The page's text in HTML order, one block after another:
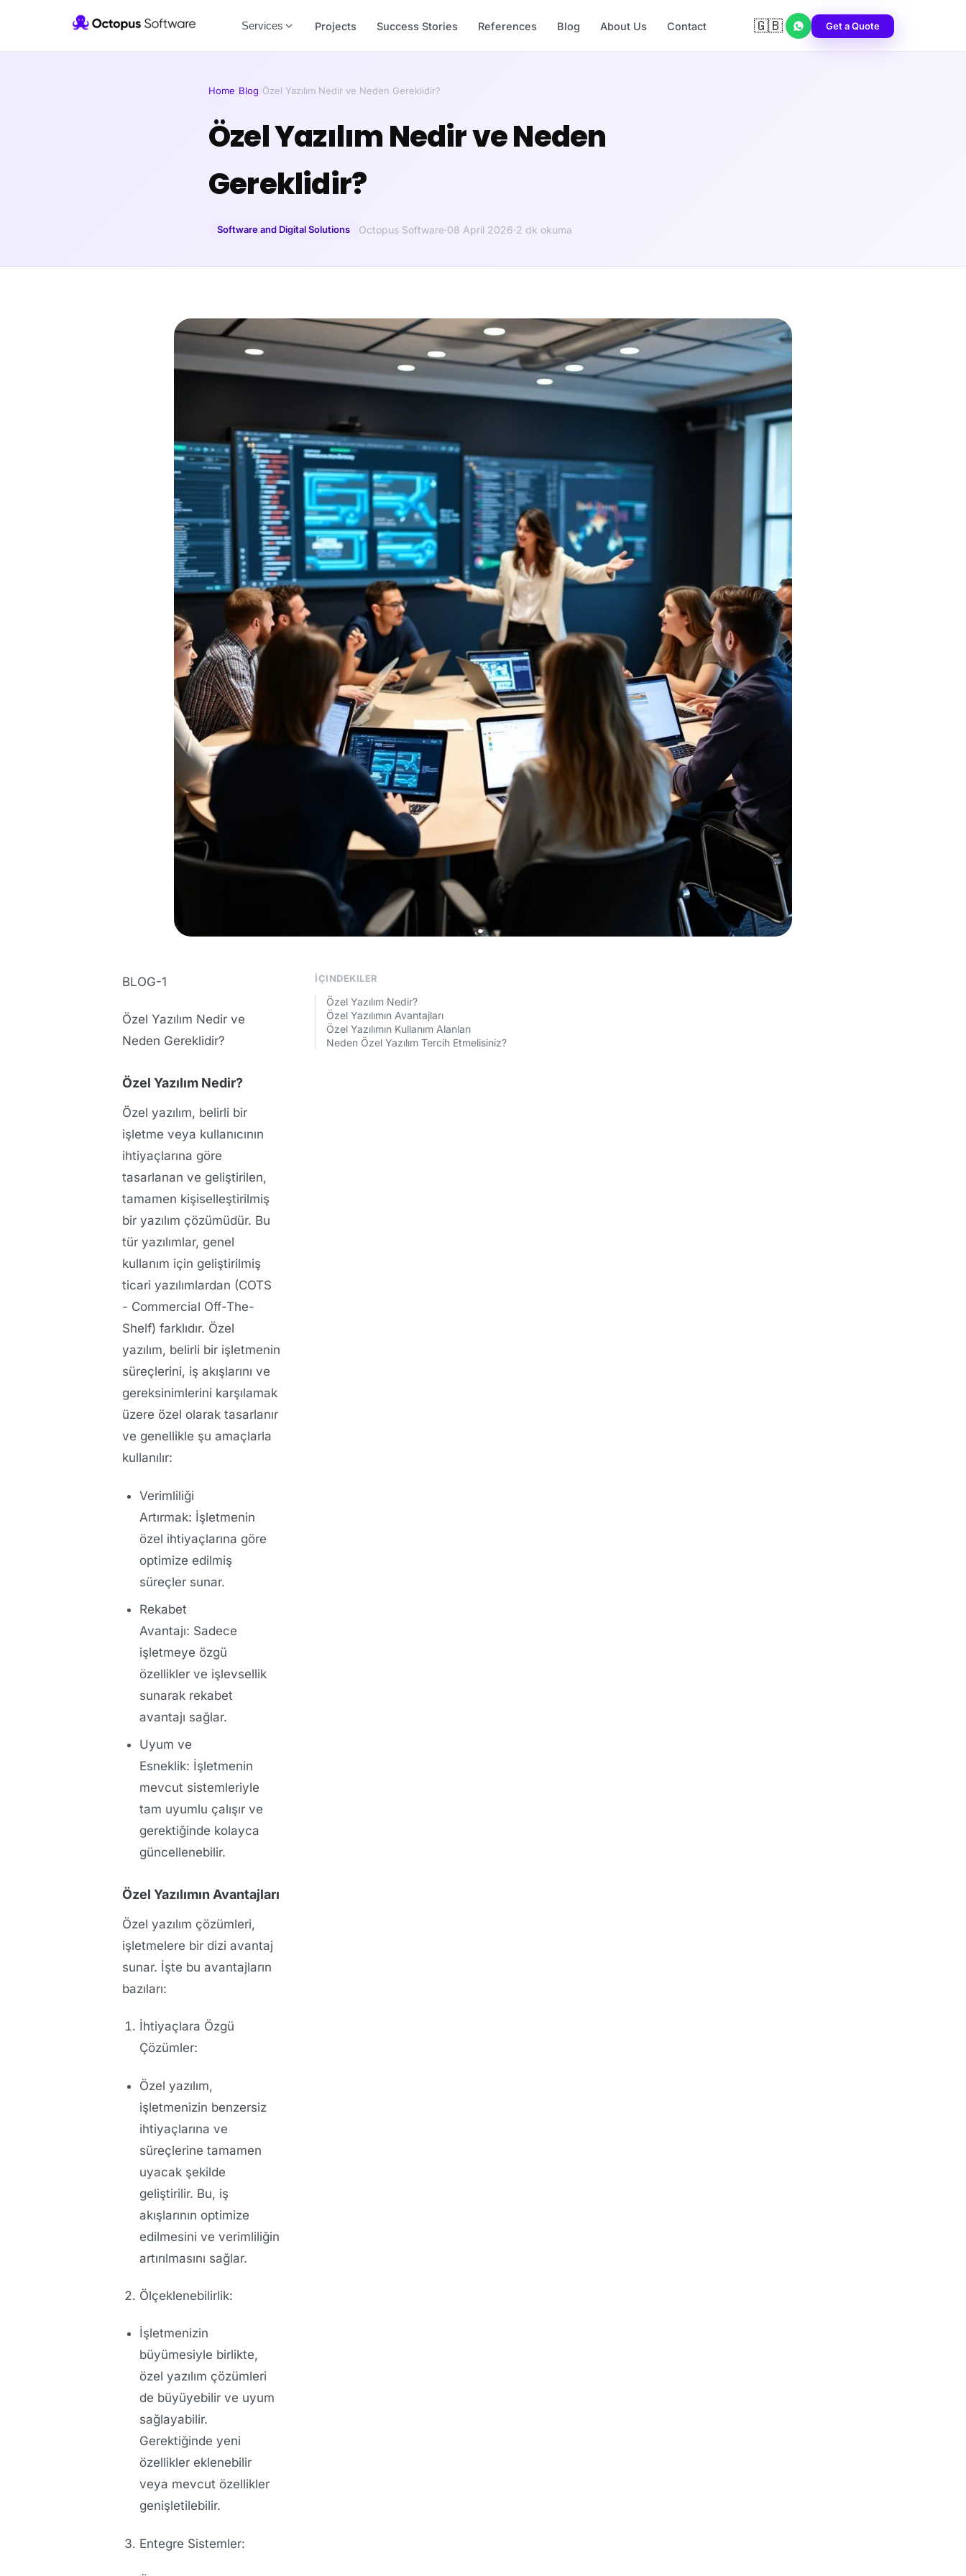
Services Projects Success Stories References Blog About Us Contact 🇬🇧 Get a Quote
Home/Blog/Özel Yazılım Nedir ve Neden Gereklidir?
Özel Yazılım Nedir ve Neden
Gereklidir?
Software and Digital Solutions Octopus Software·08 April 2026·2 dk okuma
İÇINDEKILER
Özel Yazılım Nedir?
Özel Yazılımın Avantajları
Özel Yazılımın Kullanım Alanları
Neden Özel Yazılım Tercih Etmelisiniz?
BLOG-1
Özel Yazılım Nedir ve
Neden Gereklidir?
Özel Yazılım Nedir?
Özel yazılım, belirli bir
işletme veya kullanıcının
ihtiyaçlarına göre
tasarlanan ve geliştirilen,
tamamen kişiselleştirilmiş
bir yazılım çözümüdür. Bu
tür yazılımlar, genel
kullanım için geliştirilmiş
ticari yazılımlardan (COTS
- Commercial Off-The-
Shelf) farklıdır. Özel
yazılım, belirli bir işletmenin
süreçlerini, iş akışlarını ve
gereksinimlerini karşılamak
üzere özel olarak tasarlanır
ve genellikle şu amaçlarla
kullanılır:
Verimliliği
Artırmak: İşletmenin
özel ihtiyaçlarına göre
optimize edilmiş
süreçler sunar.
Rekabet
Avantajı: Sadece
işletmeye özgü
özellikler ve işlevsellik
sunarak rekabet
avantajı sağlar.
Uyum ve
Esneklik: İşletmenin
mevcut sistemleriyle
tam uyumlu çalışır ve
gerektiğinde kolayca
güncellenebilir.
Özel Yazılımın Avantajları
Özel yazılım çözümleri,
işletmelere bir dizi avantaj
sunar. İşte bu avantajların
bazıları:
İhtiyaçlara Özgü
Çözümler:
Özel yazılım,
işletmenizin benzersiz
ihtiyaçlarına ve
süreçlerine tamamen
uyacak şekilde
geliştirilir. Bu, iş
akışlarının optimize
edilmesini ve verimliliğin
artırılmasını sağlar.
Ölçeklenebilirlik:
İşletmenizin
büyümesiyle birlikte,
özel yazılım çözümleri
de büyüyebilir ve uyum
sağlayabilir.
Gerektiğinde yeni
özellikler eklenebilir
veya mevcut özellikler
genişletilebilir.
Entegre Sistemler: